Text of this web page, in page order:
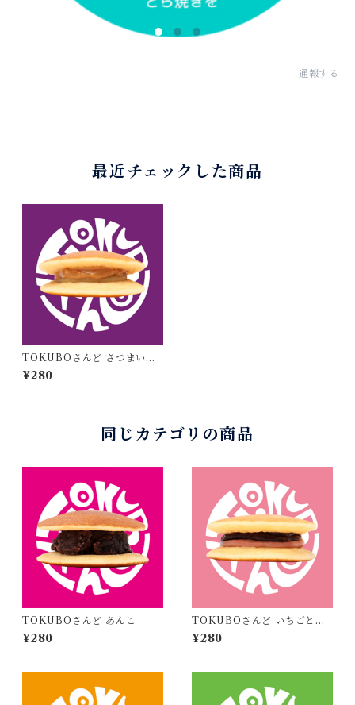
通報する
最近チェックした商品
TOKUBOさんど さつまいも
ときなこ
¥280
同じカテゴリの商品
TOKUBOさんど あんこ
¥280
TOKUBOさんど いちごとチ
ョコ
¥280